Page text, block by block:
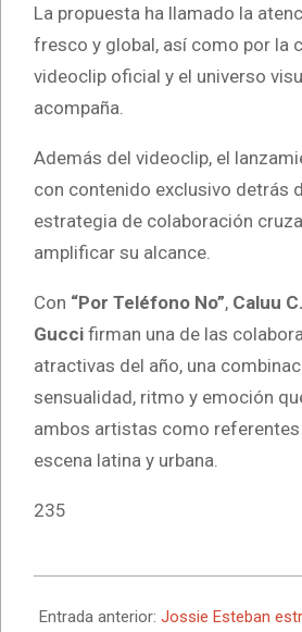
La propuesta ha llamado la
fresco y global, así como por la
videoclip oficial y el universo
acompaña.
Además del videoclip, el
con contenido exclusivo detrás
estrategia de colaboración
amplificar su alcance.
Con “Por Teléfono No”, Caluu C.
Gucci firman una de las
atractivas del año, una
sensualidad, ritmo y emoción
ambos artistas como referentes
escena latina y urbana.
235
09-
Entrada anterior: Jossie Esteban